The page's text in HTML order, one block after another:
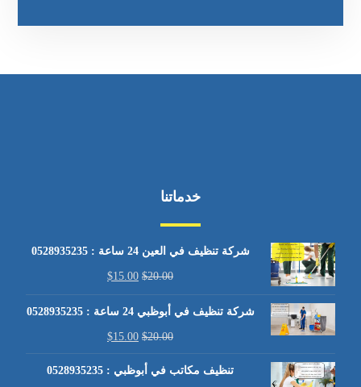
خدماتنا
شركة تنظيف في العين 24 ساعة : 0528935235
$20.00
$15.00
شركة تنظيف في أبوظبي 24 ساعة : 0528935235
$20.00
$15.00
تنظيف مكاتب في أبوظبي : 0528935235